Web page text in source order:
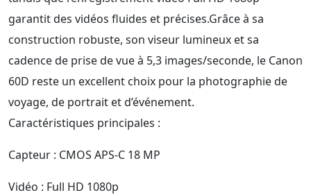
garantit des vidéos fluides et précises.Grâce à sa
construction robuste, son viseur lumineux et sa
cadence de prise de vue à 5,3 images/seconde, le Canon
60D reste un excellent choix pour la photographie de
voyage, de portrait et d’événement.
Caractéristiques principales :
Capteur : CMOS APS-C 18 MP
Vidéo : Full HD 1080p